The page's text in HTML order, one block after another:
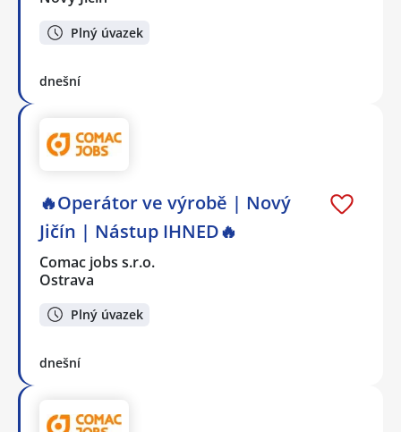
Plný úvazek
dnešní
🔥Operátor ve výrobě | Nový
Jičín | Nástup IHNED🔥
Comac jobs s.r.o.
Ostrava
Plný úvazek
dnešní